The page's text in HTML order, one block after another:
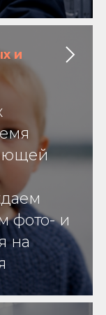
и
фото- и
на